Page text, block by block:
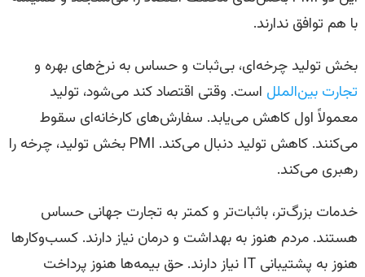
با هم توافق ندارند.
بخش تولید چرخه‌ای، بی‌ثبات و حساس به نرخ‌های بهره و
تجارت بین‌الملل است. وقتی اقتصاد کند می‌شود، تولید
معمولاً اول کاهش می‌یابد. سفارش‌های کارخانه‌ای سقوط
می‌کنند. کاهش تولید دنبال می‌کند. PMI بخش تولید، چرخه را
رهبری می‌کند.
خدمات بزرگ‌تر، باثبات‌تر و کمتر به تجارت جهانی حساس
هستند. مردم هنوز به بهداشت و درمان نیاز دارند. کسب‌وکارها
هنوز به پشتیبانی IT نیاز دارند. حق بیمه‌ها هنوز پرداخت